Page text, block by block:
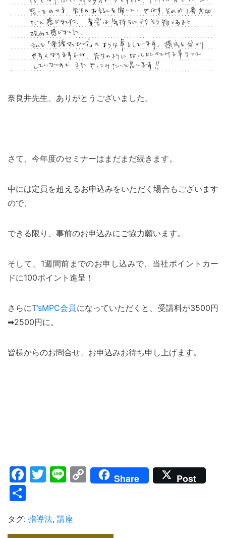
奈良井先生、ありがとうございました。
さて、今年度のセミナーはまだまだ続きます。
中には定員を超えるお申込みをいただく場合もございます
ので、
できる限り、事前のお申込みにご協力願います。
そして、1週間前までのお申し込みで、当社ポイントカー
ドに100ポイント進呈！
さらにT’sMPC会員 になっていただくと、受講料が3500円
➡2500円に。
皆様からのお問合せ、お申込みお待ち申し上げます。
Facebook
Twitter
LineCopy
Link
Share Post
タグ: 指導法, 講座